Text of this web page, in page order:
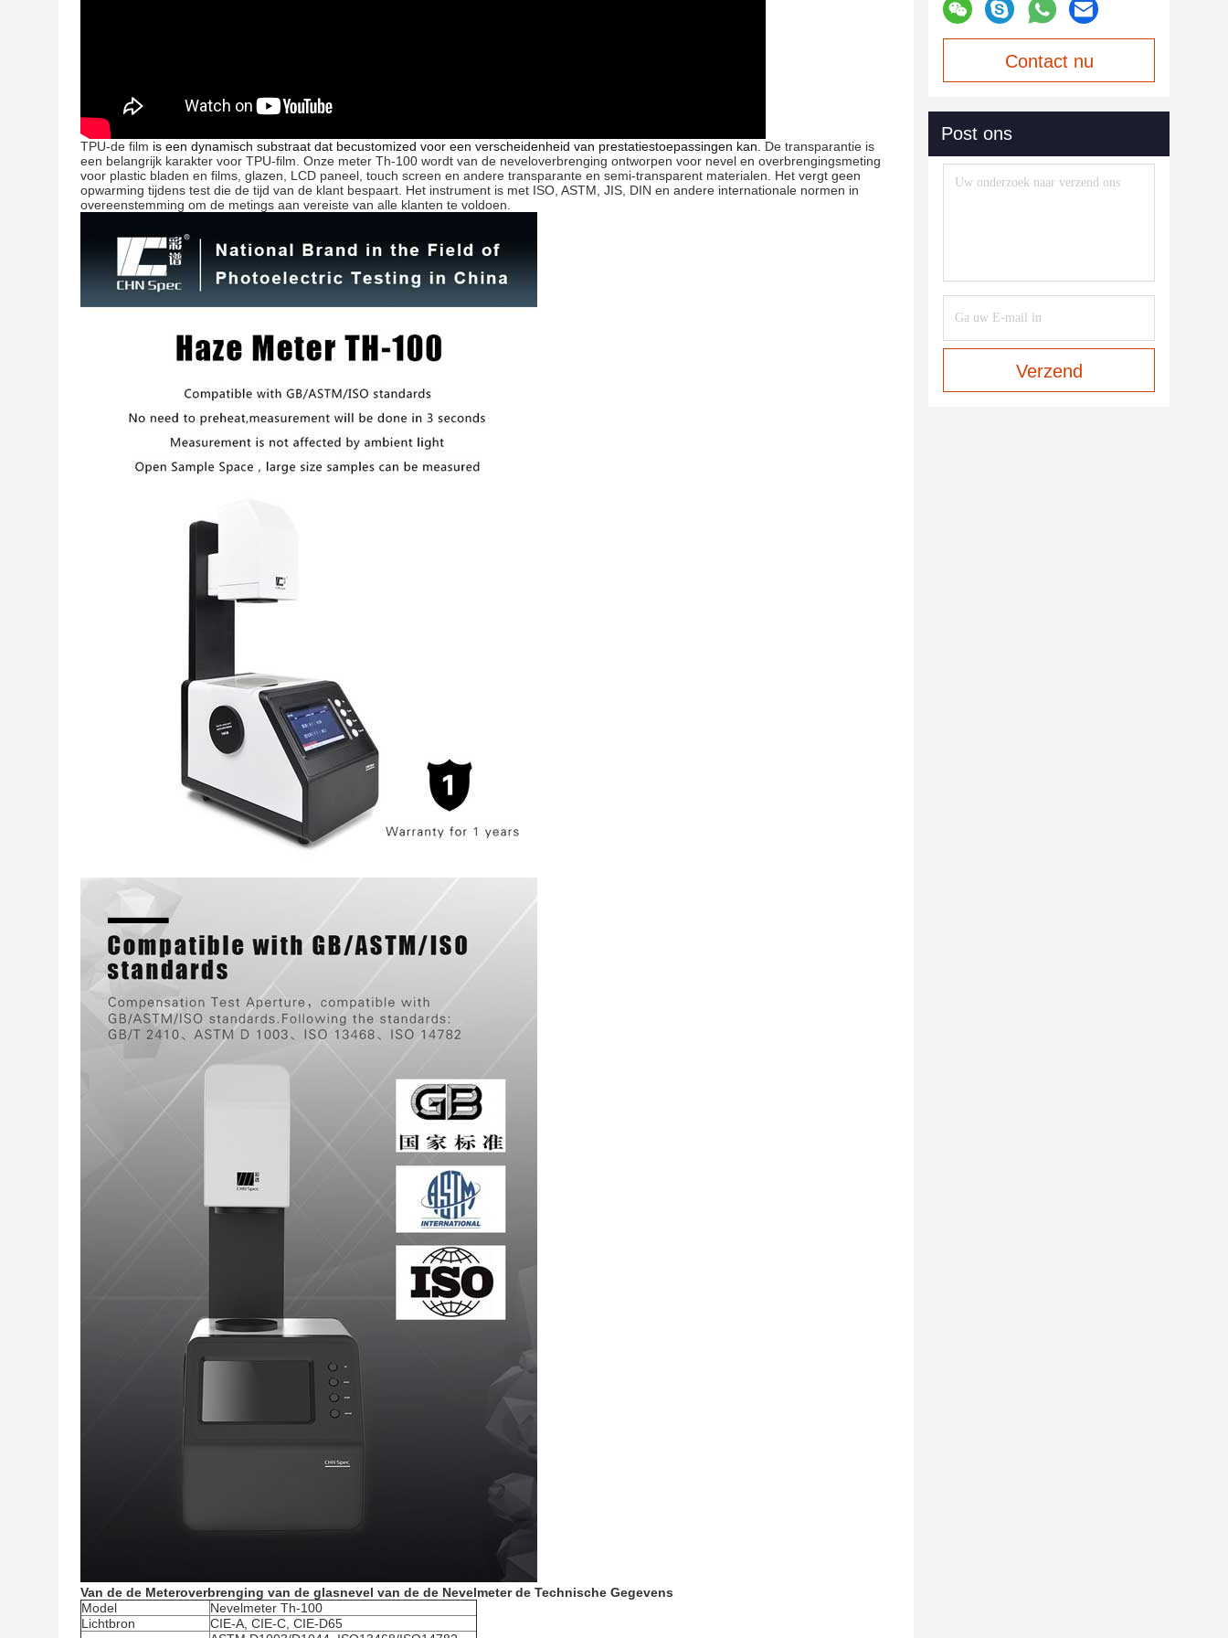
TPU-de film is een dynamisch substraat dat becustomized voor een verscheidenheid van prestatiestoepassingen kan.
De transparantie is
een belangrijk karakter voor TPU-film. Onze meter Th-100 wordt van de neveloverbrenging ontworpen voor nevel en overbrengingsmeting
voor plastic bladen en films, glazen, LCD paneel, touch screen en andere transparante en semi-transparent materialen. Het vergt geen
opwarming tijdens test die de tijd van de klant bespaart. Het instrument is met ISO, ASTM, JIS, DIN en andere internationale normen in
overeenstemming om de metings aan vereiste van alle klanten te voldoen.
Van de de Meteroverbrenging van de glasnevel van de de Nevelmeter de Technische Gegevens
Model
Nevelmeter Th-100
Lichtbron
CIE-A, CIE-C, CIE-D65
Contact nu
Post ons
Verzend